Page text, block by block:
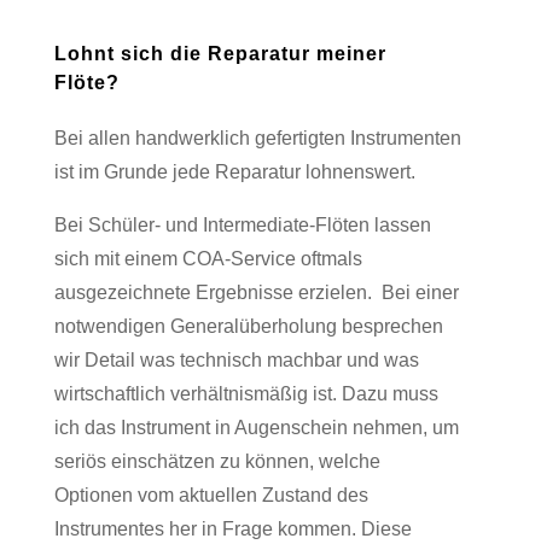
Lohnt sich die Reparatur meiner
Flöte?
Bei allen handwerklich gefertigten Instrumenten
ist im Grunde jede Reparatur lohnenswert.
Bei Schüler- und Intermediate-Flöten lassen
sich mit einem COA-Service oftmals
ausgezeichnete Ergebnisse erzielen.
Bei einer
notwendigen Generalüberholung besprechen
wir Detail was technisch machbar und was
wirtschaftlich verhältnismäßig ist. Dazu muss
ich das Instrument in Augenschein nehmen, um
seriös einschätzen zu können, welche
Optionen vom aktuellen Zustand des
Instrumentes her in Frage kommen. Diese